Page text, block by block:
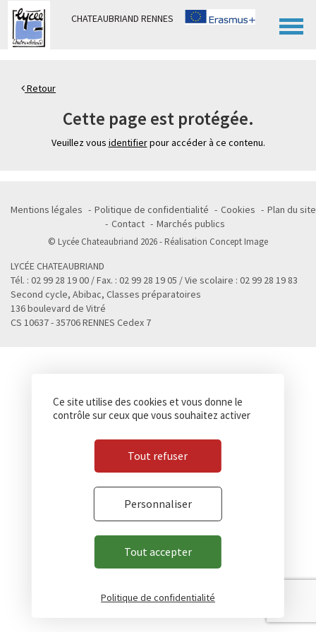
CHATEAUBRIAND RENNES
Retour
Cette page est protégée.
Veuillez vous identifierpour accéder à ce contenu.
Mentions légales Politique de confidentialité Cookies
Plan du site
Contact
Marchés publics
© Lycée Chateaubriand 2026 - Réalisation Concept Image
LYCÉE CHATEAUBRIAND
Tél. : 02 99 28 19 00 / Fax. : 02 99 28 19 05 / Vie scolaire : 02 99 28 19 83
Second cycle, Abibac, Classes préparatoires
136 boulevard de Vitré
CS 10637 - 35706 RENNES Cedex 7
Panneau de gestion des cookies
Ce site utilise des cookies et vous donne le
contrôle sur ceux que vous souhaitez activer
Tout accepter
Tout refuser
Personnaliser
Politique de confidentialité